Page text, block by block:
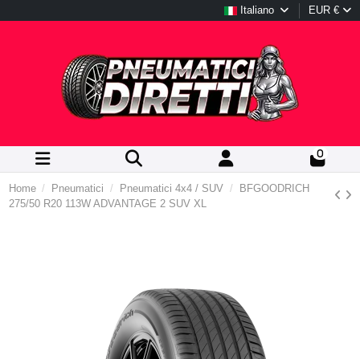
Italiano EUR €
0
Home Pneumatici Pneumatici 4x4 / SUV
BFGOODRICH
275/50 R20 113W ADVANTAGE 2 SUV XL